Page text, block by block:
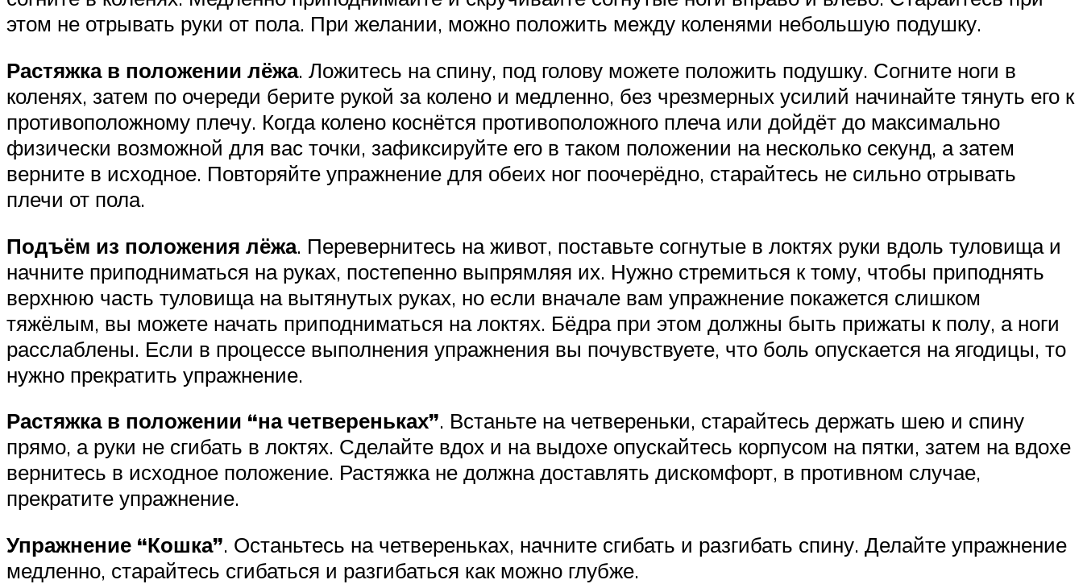
этом не отрывать руки от пола. При желании, можно положить между коленями небольшую подушку.
Растяжка в положении лёжа. Ложитесь на спину, под голову можете положить подушку. Согните ноги в
коленях, затем по очереди берите рукой за колено и медленно, без чрезмерных усилий начинайте тянуть его к
противоположному плечу. Когда колено коснётся противоположного плеча или дойдёт до максимально
физически возможной для вас точки, зафиксируйте его в таком положении на несколько секунд, а затем
верните в исходное. Повторяйте упражнение для обеих ног поочерёдно, старайтесь не сильно отрывать
плечи от пола.
Подъём из положения лёжа. Перевернитесь на живот, поставьте согнутые в локтях руки вдоль туловища и
начните приподниматься на руках, постепенно выпрямляя их. Нужно стремиться к тому, чтобы приподнять
верхнюю часть туловища на вытянутых руках, но если вначале вам упражнение покажется слишком
тяжёлым, вы можете начать приподниматься на локтях. Бёдра при этом должны быть прижаты к полу, а ноги
расслаблены. Если в процессе выполнения упражнения вы почувствуете, что боль опускается на ягодицы, то
нужно прекратить упражнение.
Растяжка в положении “на четвереньках”. Встаньте на четвереньки, старайтесь держать шею и спину
прямо, а руки не сгибать в локтях. Сделайте вдох и на выдохе опускайтесь корпусом на пятки, затем на вдохе
вернитесь в исходное положение. Растяжка не должна доставлять дискомфорт, в противном случае,
прекратите упражнение.
Упражнение “Кошка”. Останьтесь на четвереньках, начните сгибать и разгибать спину. Делайте упражнение
медленно, старайтесь сгибаться и разгибаться как можно глубже.